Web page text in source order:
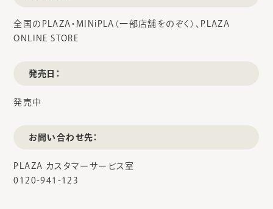
全国のPLAZA・MINiPLA（一部店舗をのぞく）、PLAZA
ONLINE STORE
発売日：
発売中
お問い合わせ先：
PLAZA カスタマーサービス室
0120-941-123